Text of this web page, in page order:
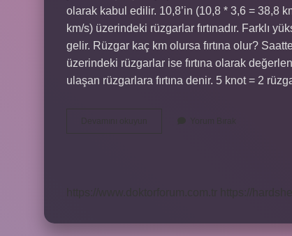
olarak kabul edilir. 10,8’in (10,8 * 3,6 = 38,8
km/s) üzerindeki rüzgarlar fırtınadır. Farklı
gelir. Rüzgar kaç km olursa fırtına olur?
üzerindeki rüzgarlar ise fırtına olarak
ulaşan rüzgarlara fırtına denir. 5 knot = 2